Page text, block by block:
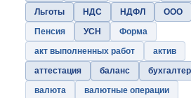
Льготы
НДС НДФЛ
ООО
Пенсия
УСН
Форма
акт выполненных работ
актив
аттестация
баланс
бухгалтер
валюта
валютные операции